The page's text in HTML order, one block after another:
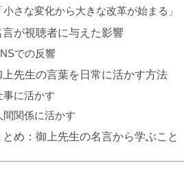
小さな変化から大きな改革が始まる」
言が視聴者に与えた影響
での反響
上先生の言葉を日常に活かす方法
事に活かす
間関係に活かす
とめ：御上先生の名言から学ぶこと